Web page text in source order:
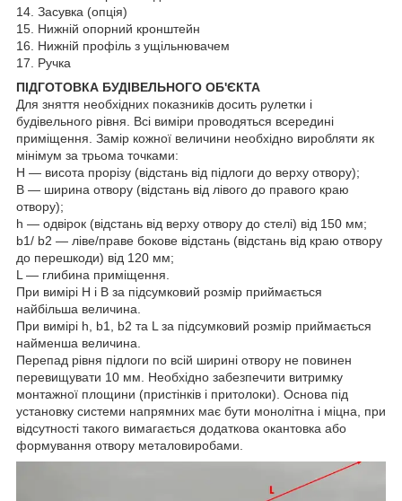
14. Засувка (опція)
15. Нижній опорний кронштейн
16. Нижній профіль з ущільнювачем
17. Ручка
ПІДГОТОВКА БУДІВЕЛЬНОГО ОБ'ЄКТА
Для зняття необхідних показників досить рулетки і
будівельного рівня. Всі виміри проводяться всередині
приміщення. Замір кожної величини необхідно виробляти як
мінімум за трьома точками:
H — висота прорізу (відстань від підлоги до верху отвору);
B — ширина отвору (відстань від лівого до правого краю
отвору);
h — одвірок (відстань від верху отвору до стелі) від 150 мм;
b1/ b2 — ліве/праве бокове відстань (відстань від краю отвору
до перешкоди) від 120 мм;
L — глибина приміщення.
При вимірі Н і В за підсумковий розмір приймається
найбільша величина.
При вимірі h, b1, b2 та L за підсумковий розмір приймається
найменша величина.
Перепад рівня підлоги по всій ширині отвору не повинен
перевищувати 10 мм. Необхідно забезпечити витримку
монтажної площини (пристінків і притолоки). Основа під
установку системи напрямних має бути монолітна і міцна, при
відсутності такого вимагається додаткова окантовка або
формування отвору металовиробами.